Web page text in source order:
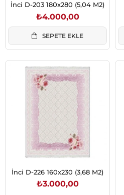
İnci D-203 180x280 (5,04 M2)
₺4.000,00
SEPETE EKLE
İnci D-226 160x230 (3,68 M2)
₺3.000,00